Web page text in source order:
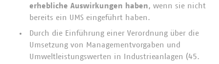
erhebliche Auswirkungen haben, wenn sie nicht
bereits ein UMS eingeführt haben.
Durch die Einführung einer Verordnung über die
Umsetzung von Managementvorgaben und
Umweltleistungswerten in Industrieanlagen (45.